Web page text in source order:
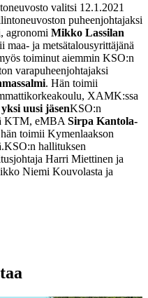
valitsi 12.1.2021
puheenjohtajaksi
agronomi Mikko Lassilan
maa- ja metsätalousyrittäjänä
toiminut aiemmin KSO:n
varapuheenjohtajaksi
. Hän toimii
XAMK:ssa
uusi jäsenKSO:n
KTM, eMBA Sirpa Kantola-
toimii Kymenlaakson
KSO:n hallituksen
Harri Miettinen ja
Niemi Kouvolasta ja